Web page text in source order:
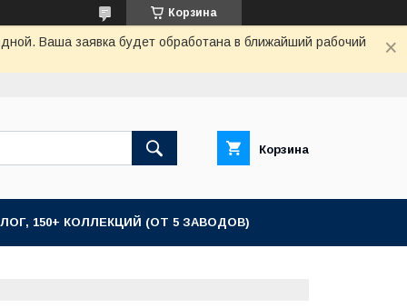
Корзина
Ваша заявка будет обработана в ближайший рабочий
Корзина
150+ КОЛЛЕКЦИЙ (ОТ 5 ЗАВОДОВ)